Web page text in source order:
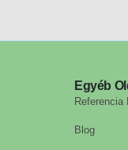
Egyéb
Referencia
Blog